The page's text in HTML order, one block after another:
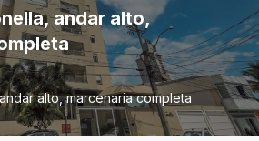
andar alto,
alto, marcenaria completa